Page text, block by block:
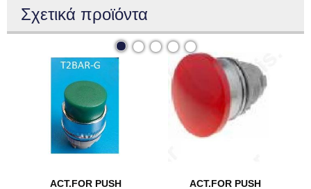
Σχετικά προϊόντα
ACT.FOR PUSH
ACT.FOR PUSH